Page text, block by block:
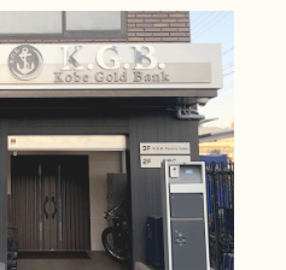
キンパラベスト12
ニューシルバー
アロイシルバー
IFKプレソルダーH
IFKプレソルダーG
K16ロウ
K14ロウ